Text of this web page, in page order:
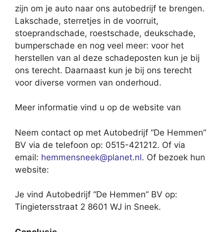
zijn om je auto naar ons autobedrijf te brengen.
Lakschade, sterretjes in de voorruit,
stoeprandschade, roestschade, deukschade,
bumperschade en nog veel meer: voor het
herstellen van al deze schadeposten kun je bij
ons terecht. Daarnaast kun je bij ons terecht
voor diverse vormen van onderhoud.
Meer informatie vind u op de website van
Neem contact op met Autobedrijf “De Hemmen”
BV via de telefoon op: 0515-421212. Of via
email: hemmensneek@planet.nl. Of bezoek hun
website:
Je vind Autobedrijf “De Hemmen” BV op:
Tingietersstraat 2 8601 WJ in Sneek.